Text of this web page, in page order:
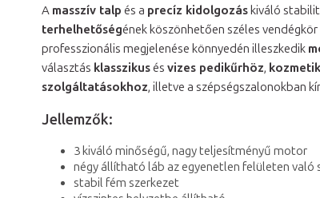
A masszív talp és a precíz kidolgozás kiváló
terhelhetőségének köszönhetően széles
professzionális megjelenése könnyedén illeszkedik
választás klasszikusés vizes pedikűrhöz,
szolgáltatásokhoz, illetve a szépségszalonokban
Jellemzők:
3 kiváló minőségű, nagy teljesítményű motor
négy állítható láb az egyenetlen felületen
stabil fém szerkezet